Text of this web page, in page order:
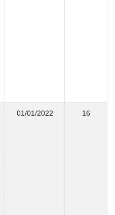
01/01/2022 16